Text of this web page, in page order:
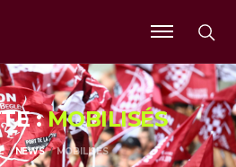
Ouvrir
le
menu
:MOBILISÉS
NEWS MOBILISÉS